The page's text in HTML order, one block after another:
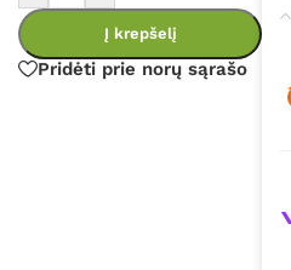
Į krepšelį
Pridėti prie norų sąrašo